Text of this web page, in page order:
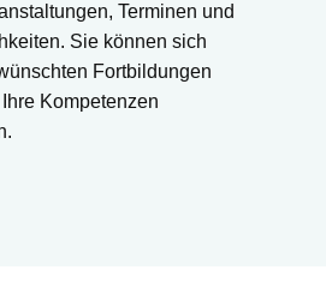
Terminen und
Sie können sich
Fortbildungen
Kompetenzen